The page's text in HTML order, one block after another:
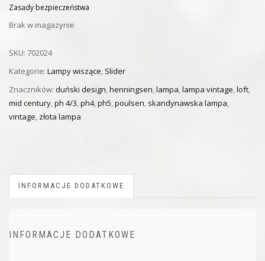
Zasady bezpieczeństwa
Brak w magazynie
SKU: 702024
Kategorie: Lampy wiszące, Slider
Znaczników: duński design,henningsen,lampa,lampa vintage,loft,
mid century,ph 4/3,ph4,ph5,poulsen, skandynawska lampa,
vintage, złota lampa
INFORMACJE DODATKOWE
INFORMACJE DODATKOWE